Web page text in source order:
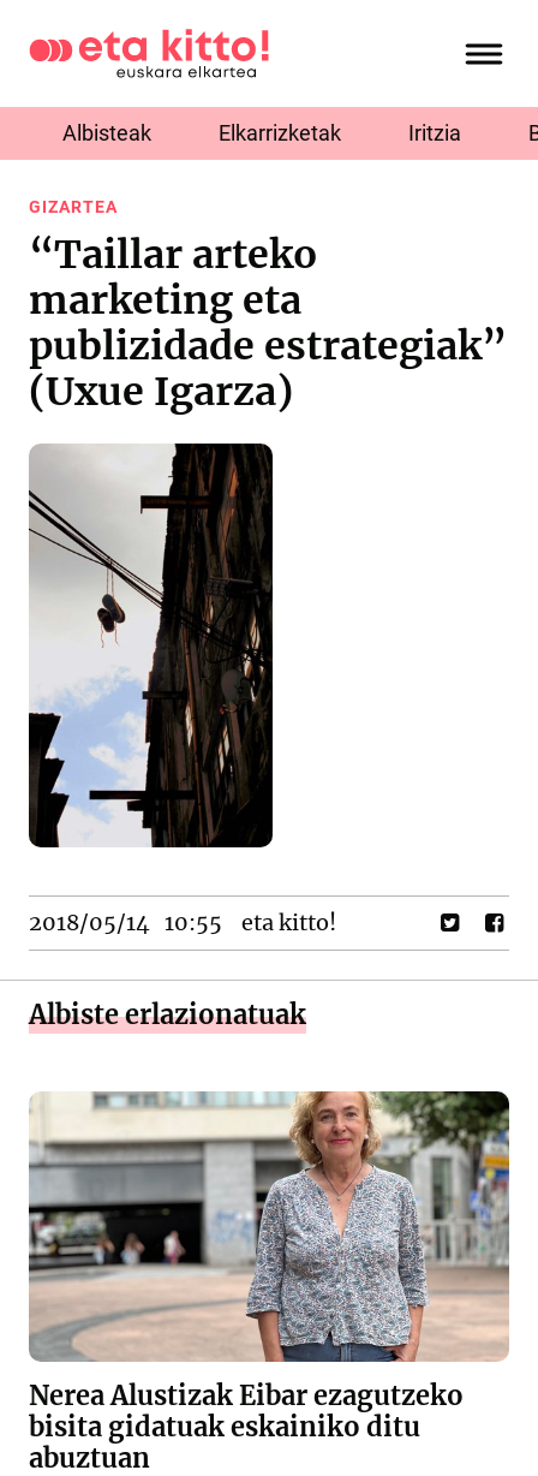
Albisteak Elkarrizketak Iritzia
GIZARTEA
“Taillar arteko
marketing eta
publizidade estrategiak”
(Uxue Igarza)
2018/05/14 10:55 eta kitto!
Albiste erlazionatuak
Nerea Alustizak Eibar ezagutzeko
bisita gidatuak eskainiko ditu
abuztuan